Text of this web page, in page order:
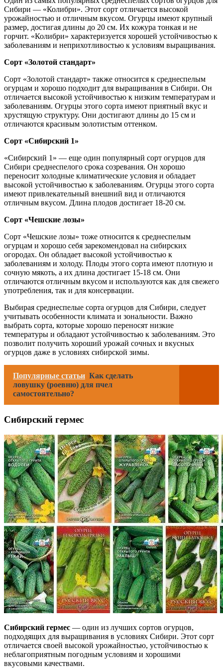
Сибири — «Колибри». Этот сорт отличается высокой
урожайностью и отличным вкусом. Огурцы имеют крупный
размер, достигая длины до 20 см. Их кожура тонкая и не
горчит. «Колибри» характеризуется хорошей устойчивостью к
заболеваниям и неприхотливостью к условиям выращивания.
Сорт «Золотой стандарт»
Сорт «Золотой стандарт» также относится к среднеспелым
огурцам и хорошо подходит для выращивания в Сибири. Он
отличается высокой устойчивостью к низким температурам и
заболеваниям. Огурцы этого сорта имеют приятный вкус и
хрустящую структуру. Они достигают длины до 15 см и
отличаются красивым золотистым оттенком.
Сорт «Сибирский 1»
«Сибирский 1» — еще один популярный сорт огурцов для
Сибири среднеспелого срока созревания. Он хорошо
переносит холодные климатические условия и обладает
высокой устойчивостью к заболеваниям. Огурцы этого сорта
имеют привлекательный внешний вид и отличаются
отличным вкусом. Длина плодов достигает 18-20 см.
Сорт «Чешские лозы»
Сорт «Чешские лозы» тоже относится к среднеспелым
огурцам и хорошо себя зарекомендовал на сибирских
огородах. Он обладает высокой устойчивостью к
заболеваниям и холоду. Плоды этого сорта имеют плотную и
сочную мякоть, а их длина достигает 15-18 см. Они
отличаются отличным вкусом и используются как для свежего
употребления, так и для консервации.
Выбирая среднеспелые сорта огурцов для Сибири, следует
учитывать особенности климата и зональности. Важно
выбрать сорта, которые хорошо переносят низкие
температуры и обладают устойчивостью к заболеваниям. Это
позволит получить хороший урожай сочных и вкусных
огурцов даже в условиях сибирской зимы.
Популярные статьи Как сделать
ловушку (роевню) для пчел
самостоятельно?
Сибирский гермес
Сибирский гермес — один из лучших сортов огурцов,
подходящих для выращивания в условиях Сибири. Этот сорт
отличается своей высокой урожайностью, устойчивостью к
неблагоприятным погодным условиям и хорошими
вкусовыми качествами.